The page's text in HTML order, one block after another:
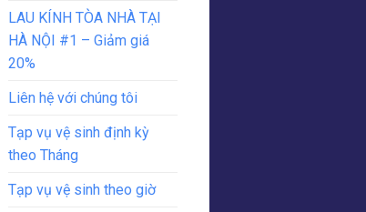
LAU KÍNH TÒA NHÀ TẠI
HÀ NỘI #1 – Giảm giá
20%
Liên hệ với chúng tôi
Tạp vụ vệ sinh định kỳ
theo Tháng
Tạp vụ vệ sinh theo giờ